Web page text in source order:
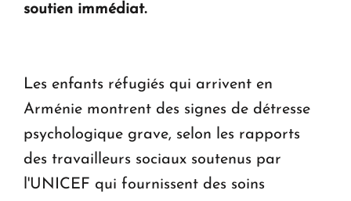
ouvrira ses portes à Dilijan
soutien immédiat.
Les enfants réfugiés qui arrivent en
Arménie montrent des signes de détresse
psychologique grave, selon les rapports
des travailleurs sociaux soutenus par
l'UNICEF qui fournissent des soins